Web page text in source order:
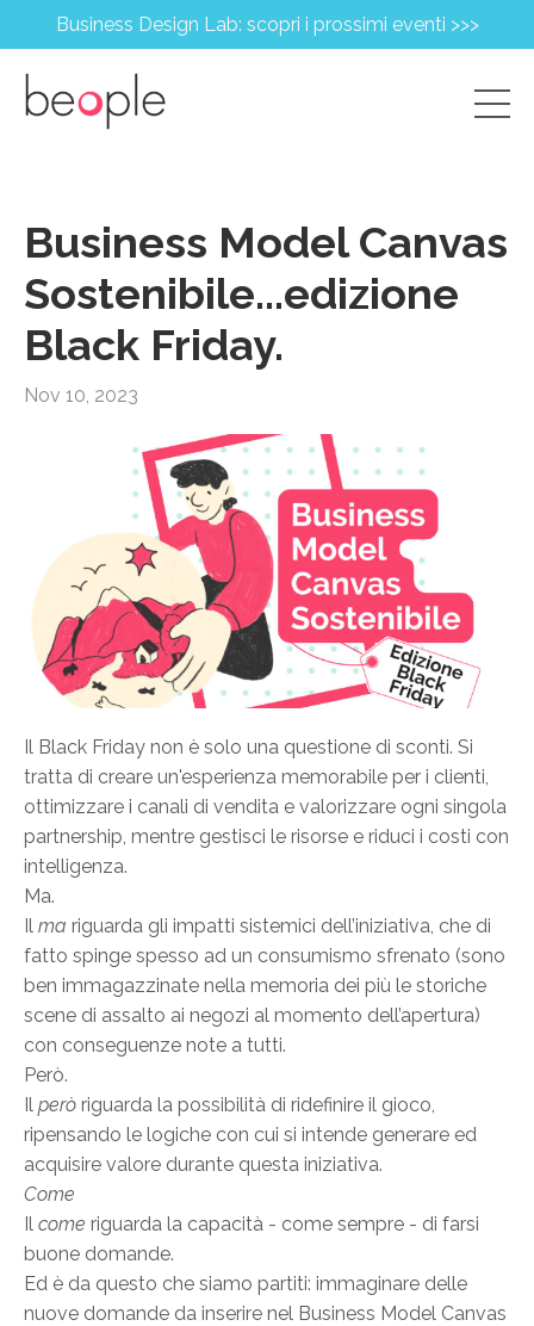
Business Design Lab: scopri i prossimi eventi >>>
Business Model Canvas
Sostenibile...edizione
Black Friday.
Nov 10, 2023
Il Black Friday non è solo una questione di sconti. Si
tratta di creare un'esperienza memorabile per i clienti,
ottimizzare i canali di vendita e valorizzare ogni singola
partnership, mentre gestisci le risorse e riduci i costi con
intelligenza.
Ma.
Il ma riguarda gli impatti sistemici dell’iniziativa, che di
fatto spinge spesso ad un consumismo sfrenato (sono
ben immagazzinate nella memoria dei più le storiche
scene di assalto ai negozi al momento dell’apertura)
con conseguenze note a tutti.
Però.
Il però riguarda la possibilità di ridefinire il gioco,
ripensando le logiche con cui si intende generare ed
acquisire valore durante questa iniziativa.
Come
Il come riguarda la capacità - come sempre - di farsi
buone domande.
Ed è da questo che siamo partiti: immaginare delle
nuove domande da inserire nel Business Model Canvas